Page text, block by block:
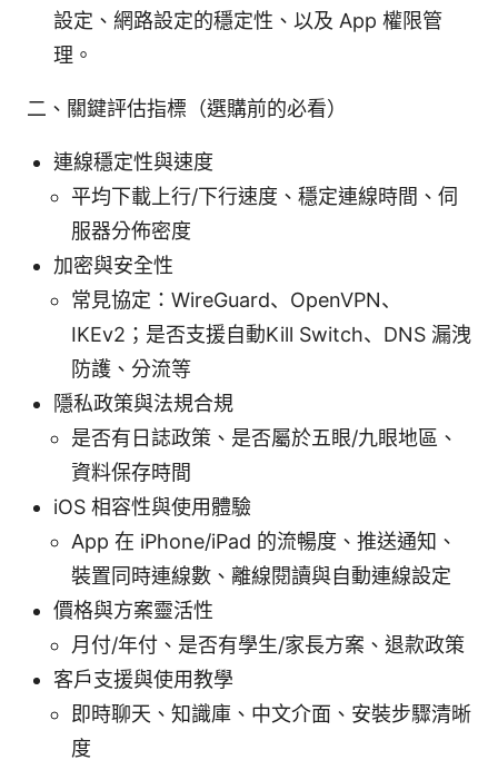
設定、網路設定的穩定性、以及 App 權限管
理。
二、關鍵評估指標（選購前的必看）
連線穩定性與速度
平均下載上行/下行速度、穩定連線時間、伺
服器分佈密度
加密與安全性
常見協定：WireGuard、OpenVPN、
IKEv2；是否支援自動Kill Switch、DNS 漏洩
防護、分流等
隱私政策與法規合規
是否有日誌政策、是否屬於五眼/九眼地區、
資料保存時間
iOS 相容性與使用體驗
App 在 iPhone/iPad 的流暢度、推送通知、
裝置同時連線數、離線閱讀與自動連線設定
價格與方案靈活性
月付/年付、是否有學生/家長方案、退款政策
客戶支援與使用教學
即時聊天、知識庫、中文介面、安裝步驟清晰
度